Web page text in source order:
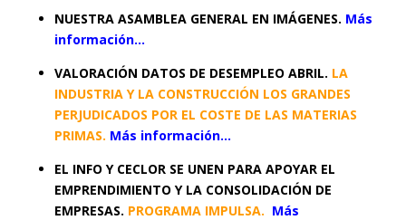
NUESTRA ASAMBLEA GENERAL EN IMÁGENES. Más
información…
VALORACIÓN DATOS DE DESEMPLEO ABRIL. LA
INDUSTRIA Y LA CONSTRUCCIÓN LOS GRANDES
PERJUDICADOS POR EL COSTE DE LAS MATERIAS
PRIMAS. Más información…
EL INFO Y CECLOR SE UNEN PARA APOYAR EL
EMPRENDIMIENTO Y LA CONSOLIDACIÓN DE
EMPRESAS. PROGRAMA IMPULSA. Más